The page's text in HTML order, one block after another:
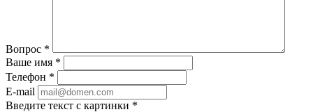
Вопрос *
Ваше имя *
Телефон *
E-mail
Введите текст с картинки *